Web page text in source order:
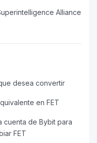
Alliance
desea convertir
en FET
cuenta de Bybit para
FET